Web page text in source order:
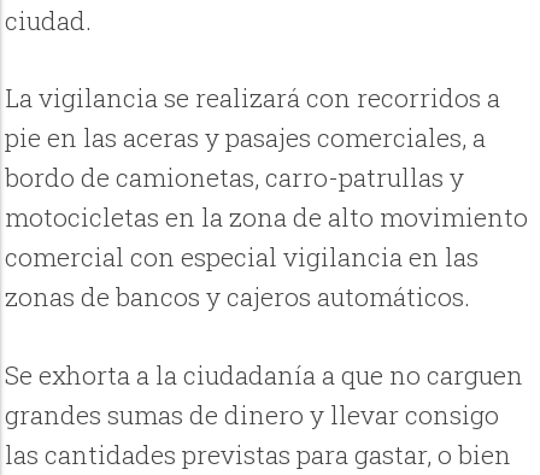
ciudad.
La vigilancia se realizará con recorridos a
pie en las aceras y pasajes comerciales, a
bordo de camionetas, carro-patrullas y
motocicletas en la zona de alto movimiento
comercial con especial vigilancia en las
zonas de bancos y cajeros automáticos.
Se exhorta a la ciudadanía a que no carguen
grandes sumas de dinero y llevar consigo
las cantidades previstas para gastar, o bien